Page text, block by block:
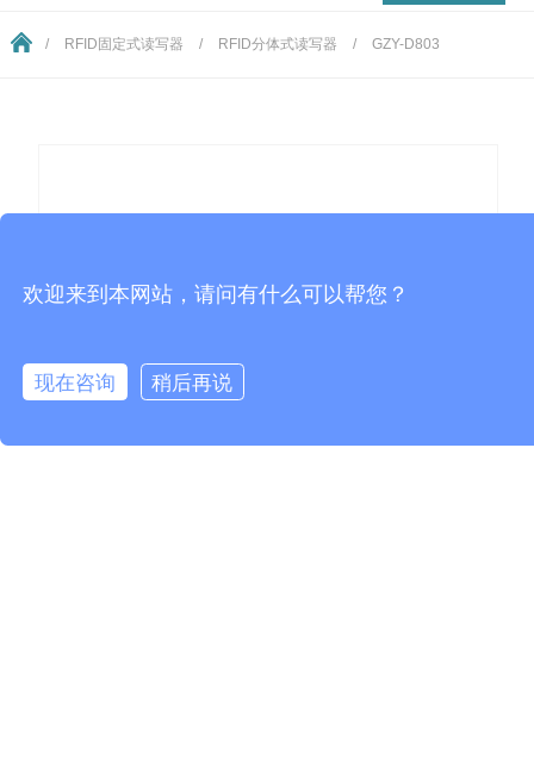
/ RFID固定式读写器 / RFID分体式读写器 / GZY-D803
欢迎来到本网站，请问有什么可以帮您？
现在咨询 稍后再说